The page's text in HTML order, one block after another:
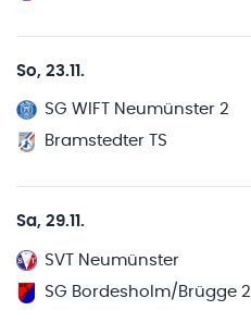
So, 23.11.
SG WIFT Neumünster 2
Bramstedter TS
Sa, 29.11.
SVT Neumünster
SG Bordesholm/Brügge 2